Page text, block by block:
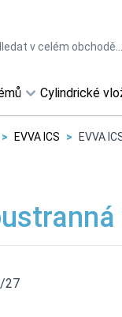
Cylindrické
> EVVA ICS > EVVA
27